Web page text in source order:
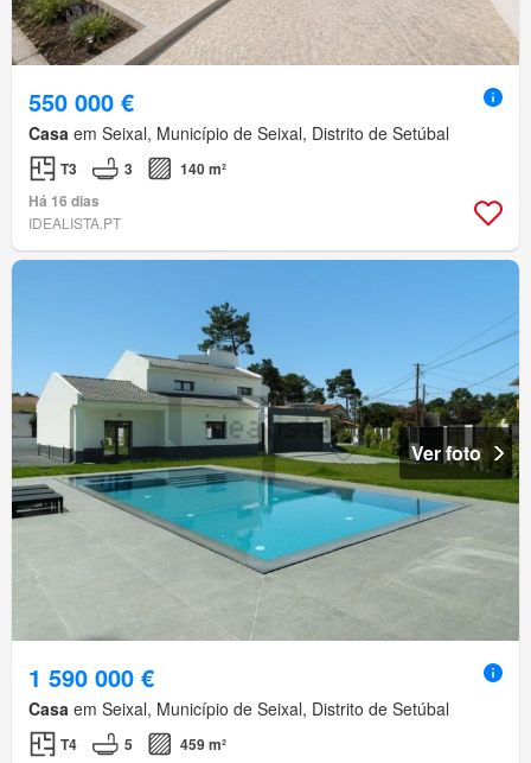
550 000 €
Casa em Seixal, Município de Seixal, Distrito de Setúbal
T3 3
140 m²
Há 16 dias
IDEALISTA.PT
Ver foto
1 590 000 €
Casa em Seixal, Município de Seixal, Distrito de Setúbal
T4 5 459 m²